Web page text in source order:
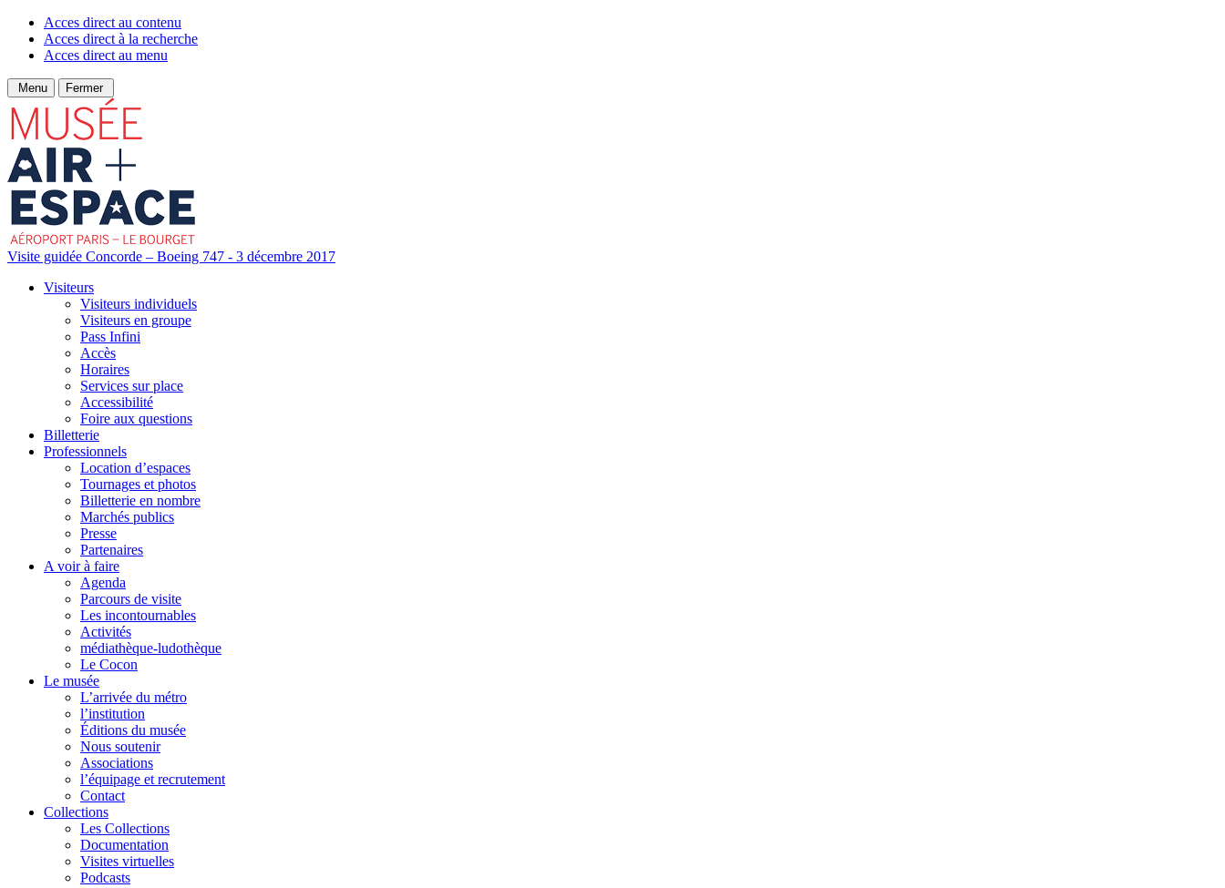
Acces direct au contenu
Acces direct à la recherche
Acces direct au menu
Menu Fermer
Visite guidée Concorde – Boeing 747 - 3 décembre 2017
Visiteurs
Visiteurs individuels
Visiteurs en groupe
Pass Infini
Accès
Horaires
Services sur place
Accessibilité
Foire aux questions
Billetterie
Professionnels
Location d’espaces
Tournages et photos
Billetterie en nombre
Marchés publics
Presse
Partenaires
A voir à faire
Agenda
Parcours de visite
Les incontournables
Activités
médiathèque-ludothèque
Le Cocon
Le musée
L’arrivée du métro
l’institution
Éditions du musée
Nous soutenir
Associations
l’équipage et recrutement
Contact
Collections
Les Collections
Documentation
Visites virtuelles
Podcasts